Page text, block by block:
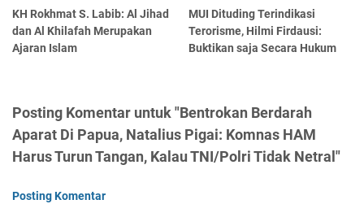
KH Rokhmat S. Labib: Al Jihad
dan Al Khilafah Merupakan
Ajaran Islam
MUI Dituding Terindikasi
Terorisme, Hilmi Firdausi:
Buktikan saja Secara Hukum
Posting Komentar untuk "Bentrokan Berdarah
Aparat Di Papua, Natalius Pigai: Komnas HAM
Harus Turun Tangan, Kalau TNI/Polri Tidak Netral"
Posting Komentar